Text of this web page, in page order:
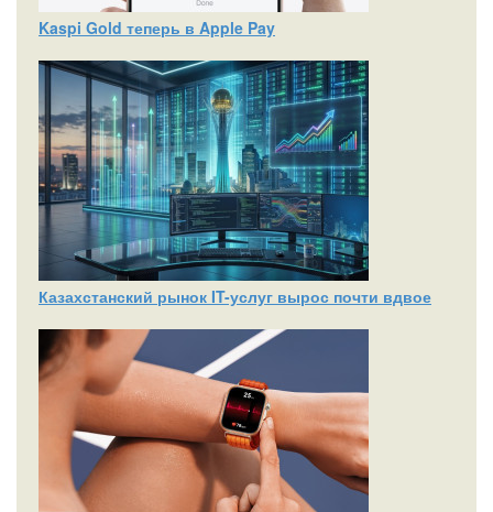
Kaspi Gold теперь в Apple Pay
Казахстанский рынок IT-услуг вырос почти вдвое